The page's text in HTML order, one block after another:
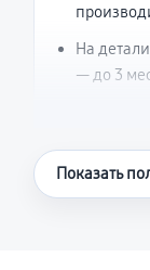
На
— до 3
Что
Показать